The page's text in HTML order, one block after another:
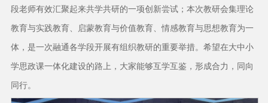
段老师有效汇聚起来共学共研的一项创新尝试；本次教研会集理论
教育与实践教育、启蒙教育与价值教育、情感教育与思想教育为一
体，是一次融通各学段开展有组织教研的重要举措。希望在大中小
学思政课一体化建设的路上，大家能够互学互鉴，形成合力，同向
同行。